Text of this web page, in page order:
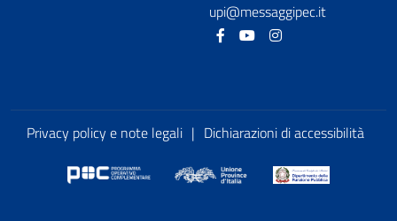
upi@messaggipec.it
FacebookYoutube
Privacy policy e note legali | Dichiarazioni di accessibilità